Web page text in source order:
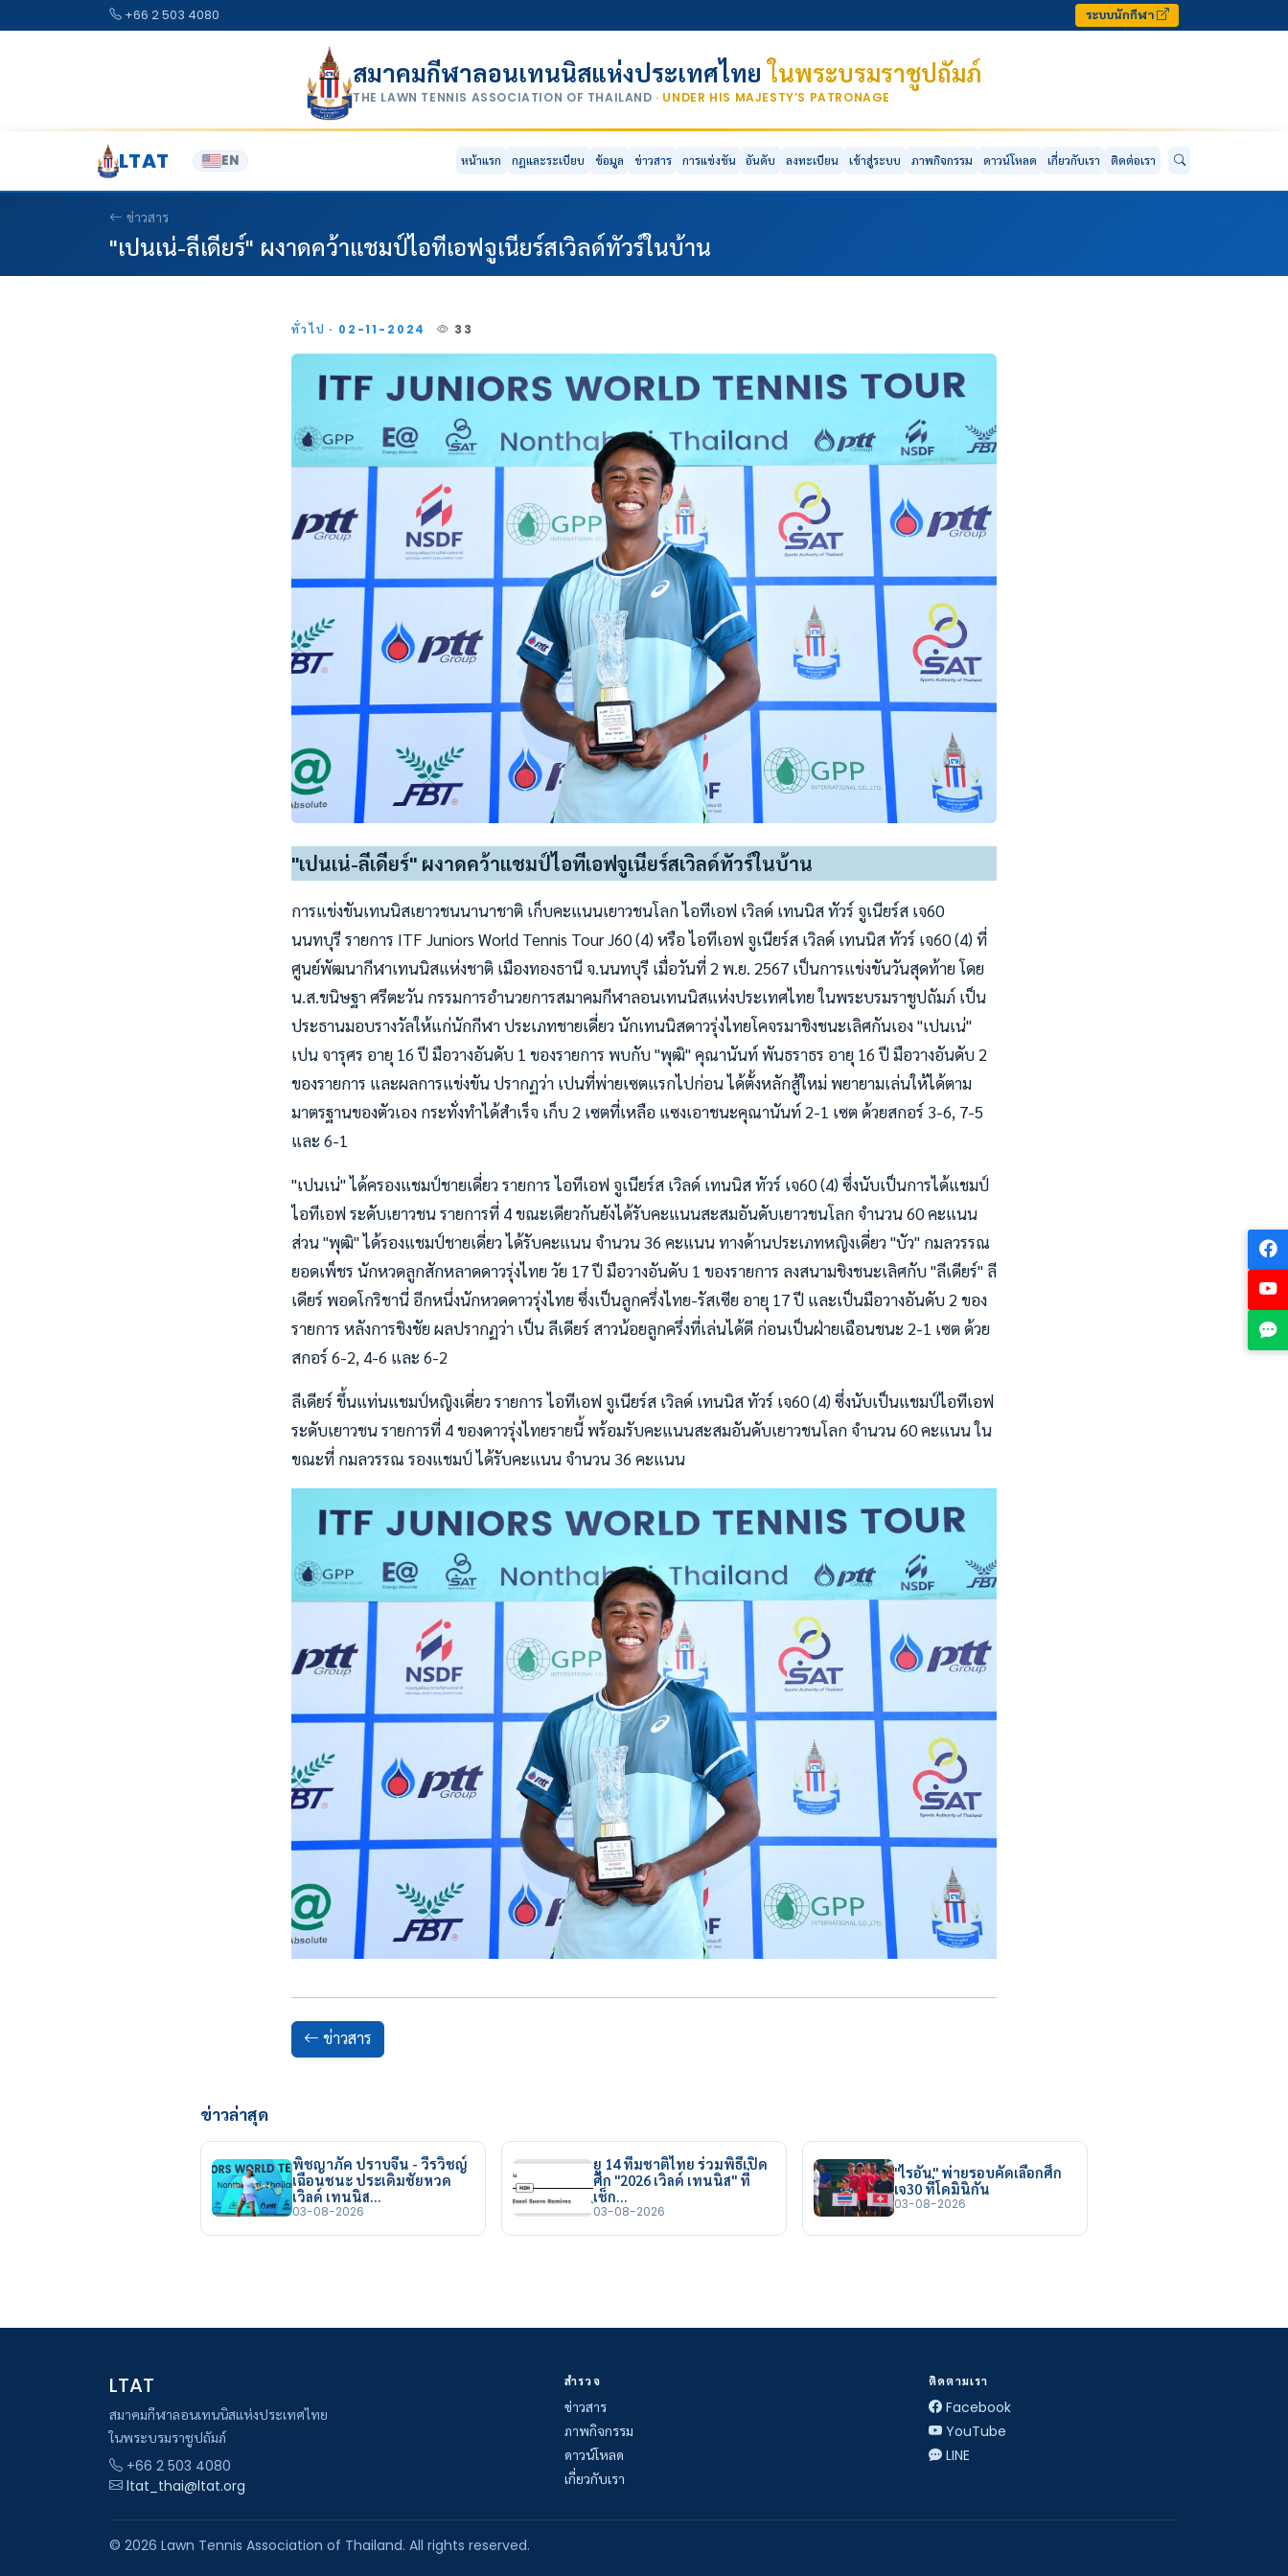
+66 2 503 4080 ระบบนักกีฬา
สมาคมกีฬาลอนเทนนิสแห่งประเทศไทยในพระบรมราชูปถัมภ์
THE LAWN TENNIS ASSOCIATION OF THAILAND · UNDER HIS MAJESTY’S PATRONAGE
LTAT EN หน้าแรก กฎและระเบียบ ข้อมูล ข่าวสาร การแข่งขัน อันดับ ลงทะเบียน เข้าสู่ระบบ ภาพกิจกรรม ดาวน์โหลด เกี่ยวกับเรา ติดต่อเรา
ข่าวสาร
"เปนเน่-ลีเดียร์" ผงาดคว้าแชมป์ไอทีเอฟจูเนียร์สเวิลด์ทัวร์ในบ้าน
ทั่วไป · 02-11-2024 33
"เปนเน่-ลีเดียร์" ผงาดคว้าแชมป์ไอทีเอฟจูเนียร์สเวิลด์ทัวร์ในบ้าน
การแข่งขันเทนนิสเยาวชนนานาชาติ เก็บคะแนนเยาวชนโลก ไอทีเอฟ เวิลด์ เทนนิส ทัวร์ จูเนียร์ส เจ60
นนทบุรี รายการ ITF Juniors World Tennis Tour J60 (4) หรือ ไอทีเอฟ จูเนียร์ส เวิลด์ เทนนิส ทัวร์ เจ60 (4) ที่
ศูนย์พัฒนากีฬาเทนนิสแห่งชาติ เมืองทองธานี จ.นนทบุรี เมื่อวันที่ 2 พ.ย. 2567 เป็นการแข่งขันวันสุดท้าย โดย
น.ส.ขนิษฐา ศรีตะวัน กรรมการอำนวยการสมาคมกีฬาลอนเทนนิสแห่งประเทศไทย ในพระบรมราชูปถัมภ์ เป็น
ประธานมอบรางวัลให้แก่นักกีฬา ประเภทชายเดี่ยว นักเทนนิสดาวรุ่งไทยโคจรมาชิงชนะเลิศกันเอง "เปนเน่"
เปน จารุศร อายุ 16 ปี มือวางอันดับ 1 ของรายการ พบกับ "พุฒิ" คุณานันท์ พันธราธร อายุ 16 ปี มือวางอันดับ 2
ของรายการ และผลการแข่งขัน ปรากฏว่า เปนที่พ่ายเซตแรกไปก่อน ได้ตั้งหลักสู้ใหม่ พยายามเล่นให้ได้ตาม
มาตรฐานของตัวเอง กระทั่งทำได้สำเร็จ เก็บ 2 เซตที่เหลือ แซงเอาชนะคุณานันท์ 2-1 เซต ด้วยสกอร์ 3-6, 7-5
และ 6-1
"เปนเน่" ได้ครองแชมป์ชายเดี่ยว รายการ ไอทีเอฟ จูเนียร์ส เวิลด์ เทนนิส ทัวร์ เจ60 (4) ซึ่งนับเป็นการได้แชมป์
ไอทีเอฟ ระดับเยาวชน รายการที่ 4 ขณะเดียวกันยังได้รับคะแนนสะสมอันดับเยาวชนโลก จำนวน 60 คะแนน
ส่วน "พุฒิ" ได้รองแชมป์ชายเดี่ยว ได้รับคะแนน จำนวน 36 คะแนน ทางด้านประเภทหญิงเดี่ยว "บัว" กมลวรรณ
ยอดเพ็ชร นักหวดลูกสักหลาดดาวรุ่งไทย วัย 17 ปี มือวางอันดับ 1 ของรายการ ลงสนามชิงชนะเลิศกับ "ลีเดียร์" ลี
เดียร์ พอดโกริชานี่ อีกหนึ่งนักหวดดาวรุ่งไทย ซึ่งเป็นลูกครึ่งไทย-รัสเซีย อายุ 17 ปี และเป็นมือวางอันดับ 2 ของ
รายการ หลังการชิงชัย ผลปรากฏว่า เป็น ลีเดียร์ สาวน้อยลูกครึ่งที่เล่นได้ดี ก่อนเป็นฝ่ายเฉือนชนะ 2-1 เซต ด้วย
สกอร์ 6-2, 4-6 และ 6-2
ลีเดียร์ ขึ้นแท่นแชมป์หญิงเดี่ยว รายการ ไอทีเอฟ จูเนียร์ส เวิลด์ เทนนิส ทัวร์ เจ60 (4) ซึ่งนับเป็นแชมป์ไอทีเอฟ
ระดับเยาวชน รายการที่ 4 ของดาวรุ่งไทยรายนี้ พร้อมรับคะแนนสะสมอันดับเยาวชนโลก จำนวน 60 คะแนน ใน
ขณะที่ กมลวรรณ รองแชมป์ ได้รับคะแนน จำนวน 36 คะแนน
ข่าวสาร
ข่าวล่าสุด
พิชญาภัค ปราบจีน - วีรวิชญ์
เฉือนชนะ ประเดิมชัยหวด
เวิลด์ เทนนิส…
03-08-2026
ยู 14 ทีมชาติไทย ร่วมพิธีเปิด
ศึก "2026 เวิลด์ เทนนิส" ที่
เช็ก…
03-08-2026
"ไรอัน" พ่ายรอบคัดเลือกศึก
เจ30 ที่โดมินิกัน
03-08-2026
LTAT
สมาคมกีฬาลอนเทนนิสแห่งประเทศไทย
ในพระบรมราชูปถัมภ์
+66 2 503 4080
ltat_thai@ltat.org
สำรวจ
ข่าวสาร
ภาพกิจกรรม
ดาวน์โหลด
เกี่ยวกับเรา
ติดตามเรา
Facebook
YouTube
LINE
© 2026 Lawn Tennis Association of Thailand. All rights reserved.